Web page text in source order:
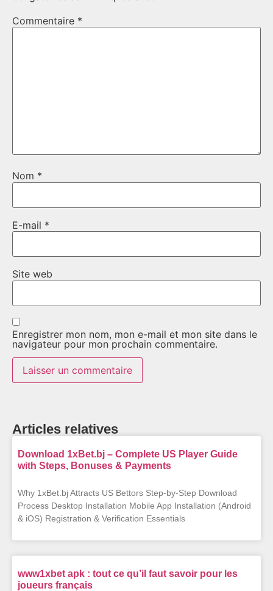
Commentaire *
Nom *
E-mail *
Site web
Enregistrer mon nom, mon e-mail et mon site dans le
navigateur pour mon prochain commentaire.
Articles relatives
Download 1xBet.bj – Complete US Player Guide
with Steps, Bonuses & Payments
Why 1xBet.bj Attracts US Bettors Step‑by‑Step Download
Process Desktop Installation Mobile App Installation (Android
& iOS) Registration & Verification Essentials
www1xbet apk : tout ce qu’il faut savoir pour les
joueurs français